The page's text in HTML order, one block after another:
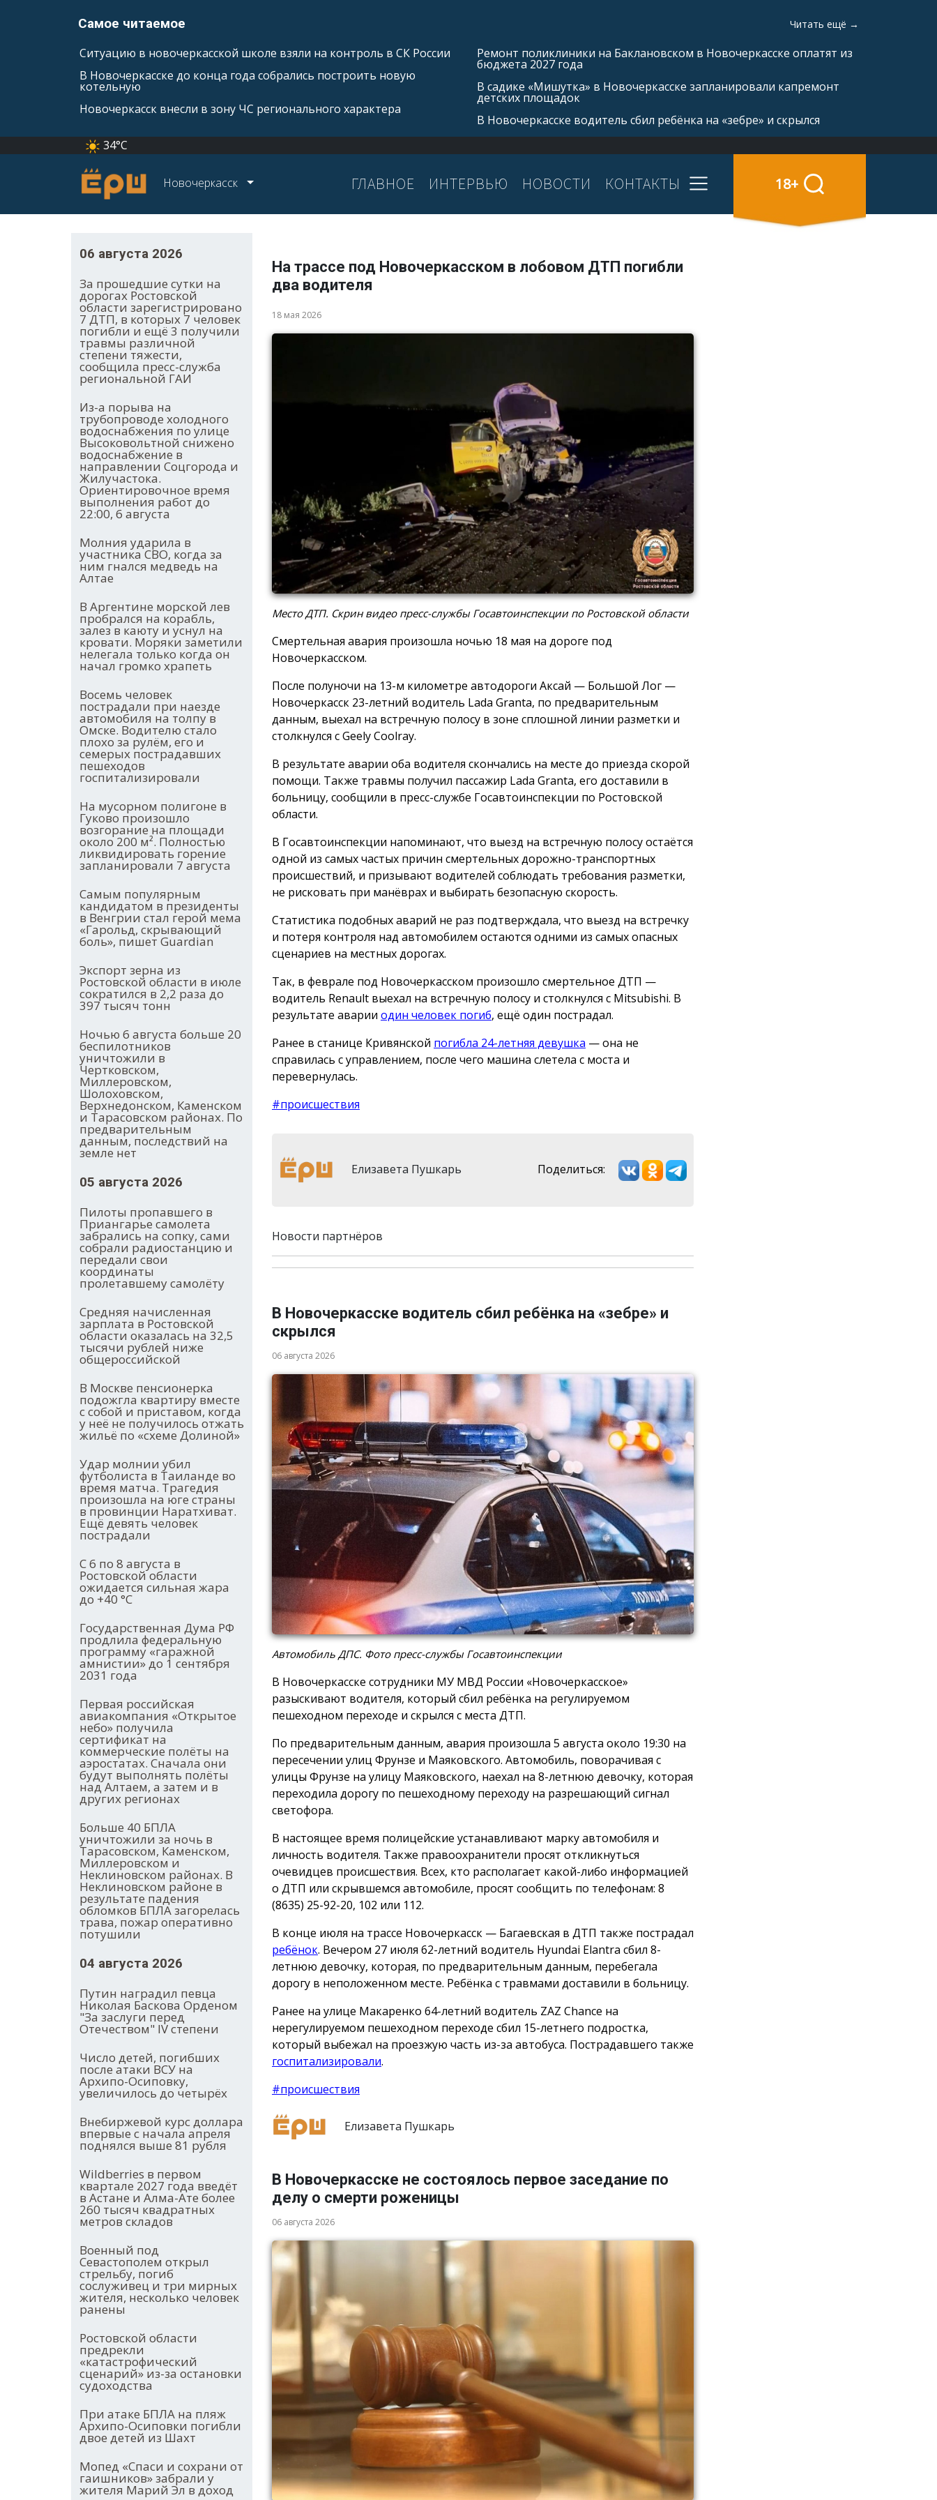
Самое читаемое Читать ещё →
Ситуацию в новочеркасской школе взяли на контроль в СК России
В Новочеркасске до конца года собрались построить новую
котельную
Новочеркасск внесли в зону ЧС регионального характера
Ремонт поликлиники на Баклановском в Новочеркасске оплатят из
бюджета 2027 года
В садике «Мишутка» в Новочеркасске запланировали капремонт
детских площадок
В Новочеркасске водитель сбил ребёнка на «зебре» и скрылся
34°C
Новочеркасск ГЛАВНОЕ ИНТЕРВЬЮ НОВОСТИ КОНТАКТЫ 18+
06 августа 2026
За прошедшие сутки на
дорогах Ростовской
области зарегистрировано
7 ДТП, в которых 7 человек
погибли и ещё 3 получили
травмы различной
степени тяжести,
сообщила пресс-служба
региональной ГАИ
Из-а порыва на
трубопроводе холодного
водоснабжения по улице
Высоковольтной снижено
водоснабжение в
направлении Соцгорода и
Жилучастока.
Ориентировочное время
выполнения работ до
22:00, 6 августа
Молния ударила в
участника СВО, когда за
ним гнался медведь на
Алтае
В Аргентине морской лев
пробрался на корабль,
залез в каюту и уснул на
кровати. Моряки заметили
нелегала только когда он
начал громко храпеть
Восемь человек
пострадали при наезде
автомобиля на толпу в
Омске. Водителю стало
плохо за рулём, его и
семерых пострадавших
пешеходов
госпитализировали
На мусорном полигоне в
Гуково произошло
возгорание на площади
около 200 м². Полностью
ликвидировать горение
запланировали 7 августа
Самым популярным
кандидатом в президенты
в Венгрии стал герой мема
«Гарольд, скрывающий
боль», пишет Guardian
Экспорт зерна из
Ростовской области в июле
сократился в 2,2 раза до
397 тысяч тонн
Ночью 6 августа больше 20
беспилотников
уничтожили в
Чертковском,
Миллеровском,
Шолоховском,
Верхнедонском, Каменском
и Тарасовском районах. По
предварительным
данным, последствий на
земле нет
05 августа 2026
Пилоты пропавшего в
Приангарье самолета
забрались на сопку, сами
собрали радиостанцию и
передали свои
координаты
пролетавшему самолёту
Средняя начисленная
зарплата в Ростовской
области оказалась на 32,5
тысячи рублей ниже
общероссийской
В Москве пенсионерка
подожгла квартиру вместе
с собой и приставом, когда
у неё не получилось отжать
жильё по «схеме Долиной»
Удар молнии убил
футболиста в Таиланде во
время матча. Трагедия
произошла на юге страны
в провинции Наратхиват.
Ещё девять человек
пострадали
С 6 по 8 августа в
Ростовской области
ожидается сильная жара
до +40 °С
Государственная Дума РФ
продлила федеральную
программу «гаражной
амнистии» до 1 сентября
2031 года
Первая российская
авиакомпания «Открытое
небо» получила
сертификат на
коммерческие полёты на
аэростатах. Сначала они
будут выполнять полёты
над Алтаем, а затем и в
других регионах
Больше 40 БПЛА
уничтожили за ночь в
Тарасовском, Каменском,
Миллеровском и
Неклиновском районах. В
Неклиновском районе в
результате падения
обломков БПЛА загорелась
трава, пожар оперативно
потушили
04 августа 2026
Путин наградил певца
Николая Баскова Орденом
"За заслуги перед
Отечеством" IV степени
Число детей, погибших
после атаки ВСУ на
Архипо-Осиповку,
увеличилось до четырёх
Внебиржевой курс доллара
впервые с начала апреля
поднялся выше 81 рубля
Wildberries в первом
квартале 2027 года введёт
в Астане и Алма-Ате более
260 тысяч квадратных
метров складов
Военный под
Севастополем открыл
стрельбу, погиб
сослуживец и три мирных
жителя, несколько человек
ранены
Ростовской области
предрекли
«катастрофический
сценарий» из-за остановки
судоходства
При атаке БПЛА на пляж
Архипо-Осиповки погибли
двое детей из Шахт
Мопед «Спаси и сохрани от
гаишников» забрали у
жителя Марий Эл в доход
На трассе под Новочеркасском в лобовом ДТП погибли
два водителя
18 мая 2026
Место ДТП. Скрин видео пресс-службы Госавтоинспекции по Ростовской области
Смертельная авария произошла ночью 18 мая на дороге под
Новочеркасском.
После полуночи на 13-м километре автодороги Аксай — Большой Лог —
Новочеркасск 23-летний водитель Lada Granta, по предварительным
данным, выехал на встречную полосу в зоне сплошной линии разметки и
столкнулся с Geely Coolray.
В результате аварии оба водителя скончались на месте до приезда скорой
помощи. Также травмы получил пассажир Lada Granta, его доставили в
больницу, сообщили в пресс-службе Госавтоинспекции по Ростовской
области.
В Госавтоинспекции напоминают, что выезд на встречную полосу остаётся
одной из самых частых причин смертельных дорожно-транспортных
происшествий, и призывают водителей соблюдать требования разметки,
не рисковать при манёврах и выбирать безопасную скорость.
Статистика подобных аварий не раз подтверждала, что выезд на встречку
и потеря контроля над автомобилем остаются одними из самых опасных
сценариев на местных дорогах.
Так, в феврале под Новочеркасском произошло смертельное ДТП —
водитель Renault выехал на встречную полосу и столкнулся с Mitsubishi. В
результате аварии один человек погиб, ещё один пострадал.
Ранее в станице Кривянской погибла 24-летняя девушка — она не
справилась с управлением, после чего машина слетела с моста и
перевернулась.
#происшествия
Елизавета Пушкарь Поделиться:
Новости партнёров
В Новочеркасске водитель сбил ребёнка на «зебре» и
скрылся
06 августа 2026
Автомобиль ДПС. Фото пресс-службы Госавтоинспекции
В Новочеркасске сотрудники МУ МВД России «Новочеркасское»
разыскивают водителя, который сбил ребёнка на регулируемом
пешеходном переходе и скрылся с места ДТП.
По предварительным данным, авария произошла 5 августа около 19:30 на
пересечении улиц Фрунзе и Маяковского. Автомобиль, поворачивая с
улицы Фрунзе на улицу Маяковского, наехал на 8-летнюю девочку, которая
переходила дорогу по пешеходному переходу на разрешающий сигнал
светофора.
В настоящее время полицейские устанавливают марку автомобиля и
личность водителя. Также правоохранители просят откликнуться
очевидцев происшествия. Всех, кто располагает какой-либо информацией
о ДТП или скрывшемся автомобиле, просят сообщить по телефонам: 8
(8635) 25-92-20, 102 или 112.
В конце июля на трассе Новочеркасск — Багаевская в ДТП также пострадал
ребёнок. Вечером 27 июля 62-летний водитель Hyundai Elantra сбил 8-
летнюю девочку, которая, по предварительным данным, перебегала
дорогу в неположенном месте. Ребёнка с травмами доставили в больницу.
Ранее на улице Макаренко 64-летний водитель ZAZ Chance на
нерегулируемом пешеходном переходе сбил 15-летнего подростка,
который выбежал на проезжую часть из-за автобуса. Пострадавшего также
госпитализировали.
#происшествия
Елизавета Пушкарь
В Новочеркасске не состоялось первое заседание по
делу о смерти роженицы
06 августа 2026